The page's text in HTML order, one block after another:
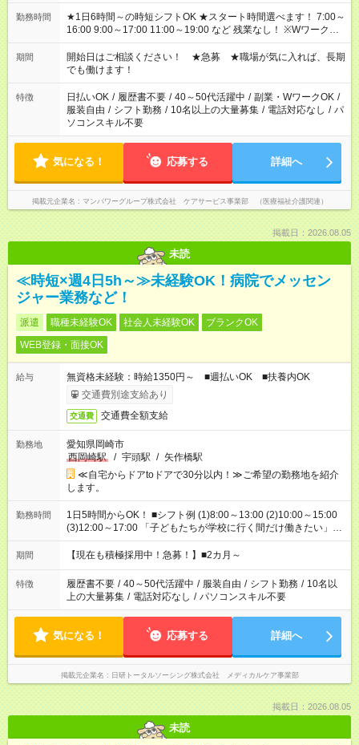
勤務時間
★1日6時間～の時短シフトOK ★スタート時間選べます！ 7:00～
16:00 9:00～17:00 11:00～19:00 など 残業なし！ ※Wワークの
場合、他のお仕事と合わせ週40時間超の就業はご案内できませ
ん ※法令に基づき、週20時間以上勤務は社会保険への加入対象
となります ※労働者派遣法（日雇い派遣の原則禁止）により、
短時間・短期間の就業はご案内が難しい場合があります
期間
開始日はご相談ください！ ★急募 ★職場が気に入れば、長期
でも働けます！
特徴 日払いOK / 履歴書不要 / 40～50代活躍中 / 副業・WワークOK /
服装自由 / シフト勤務 / 10名以上の大量募集 / 電話対応なし / パ
ソコンスキル不要
気になる！ 応募する 詳細へ
掲載元企業名 マンパワーグループ株式会社 ケアサービス事業部 （医療福祉介護関連）
掲載日：2026.08.05
未読
≪時短×週4日5h～≫未経験OK！病院でメッセン
ジャー業務など！
派遣 職種未経験OK 社会人未経験OK
ブランクOK
WEB登録・面接OK
給与
無資格未経験：時給1350円～ ■週払いOK ■扶養内OK
交通費別途支給あり
交通費 交通費全額支給
勤務地
愛知県岡崎市
西岡崎駅
/ 宇頭駅 / 矢作橋駅
≪自宅からドアtoドアで30分以内！≫ご希望の勤務地を紹介
します。
勤務時間
1日5時間からOK！ ■シフト例 (1)8:00～13:00 (2)10:00～15:00
(3)12:00～17:00 「子どもたちが学校に行く間だけ働きたい」
「余裕を持って夕飯の準備がしたい」 「午前中は働いて、午後
はプライベートの時間にしたい」 など、ご希望を教えてくださ
間と、もう1つのお仕事の勤務時間。 合計で週40時間を超える
場合は応募できません。
期間 【現在も積極採用中！急募！】■2カ月～
特徴 履歴書不要 / 40～50代活躍中 / 服装自由 / シフト勤務 / 10名以
上の大量募集 / 電話対応なし / パソコンスキル不要
気になる！ 応募する 詳細へ
掲載元企業名 日研トータルソーシング株式会社 メディカルケア事業部
掲載日：2026.08.05
未読